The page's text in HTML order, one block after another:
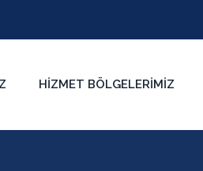
HIZMET BÖLGELERIMIZ